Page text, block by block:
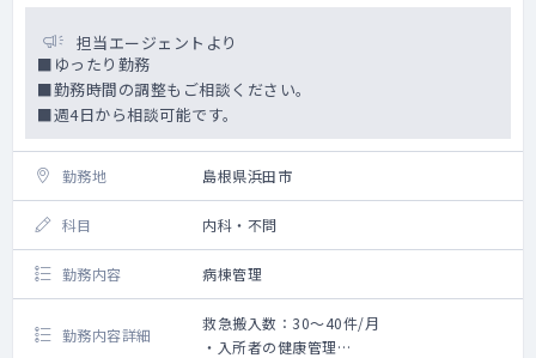
担当エージェントより
■ゆったり勤務
■勤務時間の調整もご相談ください。
■週4日から相談可能です。
勤務地 島根県浜田市
科目 内科・不問
勤務内容 病棟管理
勤務内容詳細
救急搬入数：30～40件/月
・入所者の健康管理